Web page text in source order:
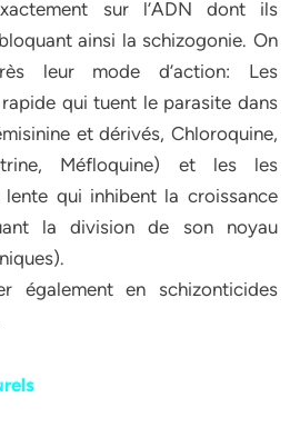
sur l’ADN dont ils
ainsi la schizogonie. On
leur mode d’action: Les
qui tuent le parasite dans
et dérivés, Chloroquine,
Méfloquine) et les les
lente qui inhibent la croissance
la division de son noyau
également en schizonticides